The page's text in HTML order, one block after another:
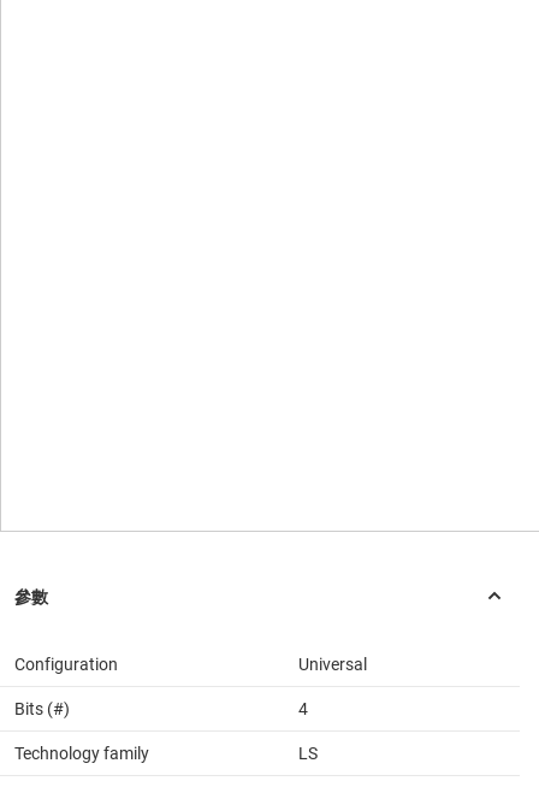
Configuration Universal
Bits (#) 4
Technology family LS